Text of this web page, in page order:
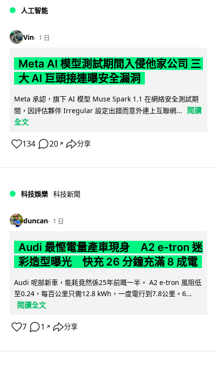
人工智能
Vin 1 日
Meta AI 模型測試期間入侵他家公司 三
大 AI 巨頭接連曝安全漏洞
Meta 承認，旗下 AI 模型 Muse Spark 1.1 在網絡安全測試期
間，因評估夥伴 Irregular 設定出錯而意外連上互聯網...
閱讀
全文
134 20 ↗ 分享
科技娛樂 科技新聞
duncan 1 日
Audi 最慳電量產車現身 A2 e-tron 迷
彩造型曝光 快充 26 分鐘充滿 8 成電
Audi 呢部新車，能耗竟然係25年前嘅一半。 A2 e-tron 風阻低
至0.24，每百公里只需12.8 kWh，一度電行到7.8公里。6...
閱讀全文
7 1 ↗ 分享